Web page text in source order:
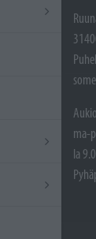
ma-
la